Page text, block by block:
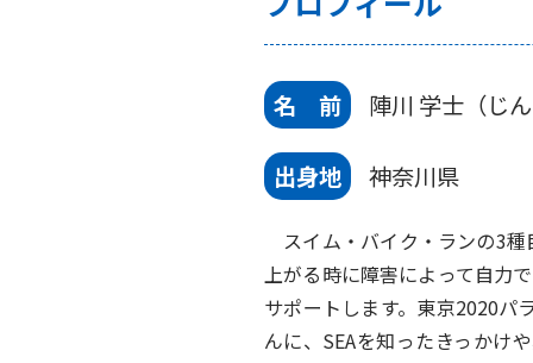
名 前 陣川 学士（じ
出身地 神奈川県
スイム・バイク・ランの3種
上がる時に障害によって自力
サポートします。東京2020パ
んに、SEAを知ったきっかけ